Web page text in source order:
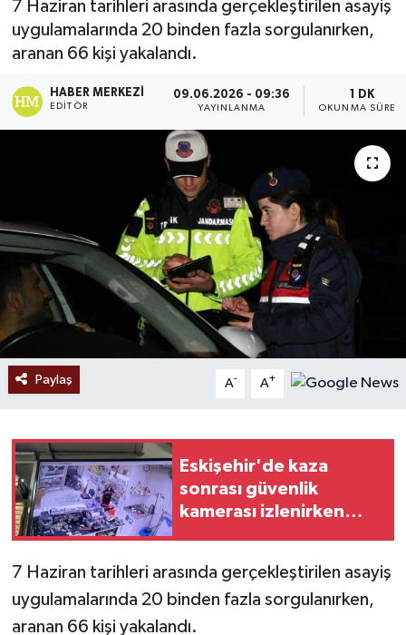
7 Haziran tarihleri arasında gerçekleştirilen asayiş
uygulamalarında 20 binden fazla sorgulanırken,
aranan 66 kişi yakalandı.
HABER MERKEZI
EDITÖR
09.06.2026 - 09:36
YAYINLANMA
1 DK
OKUNMA SÜRESI
Paylaş A- A+
Eskişehir'de kaza
sonrası güvenlik
kamerası izlenirken
7 Haziran tarihleri arasında gerçekleştirilen asayiş
uygulamalarında 20 binden fazla sorgulanırken,
aranan 66 kişi yakalandı.
Ekonomi